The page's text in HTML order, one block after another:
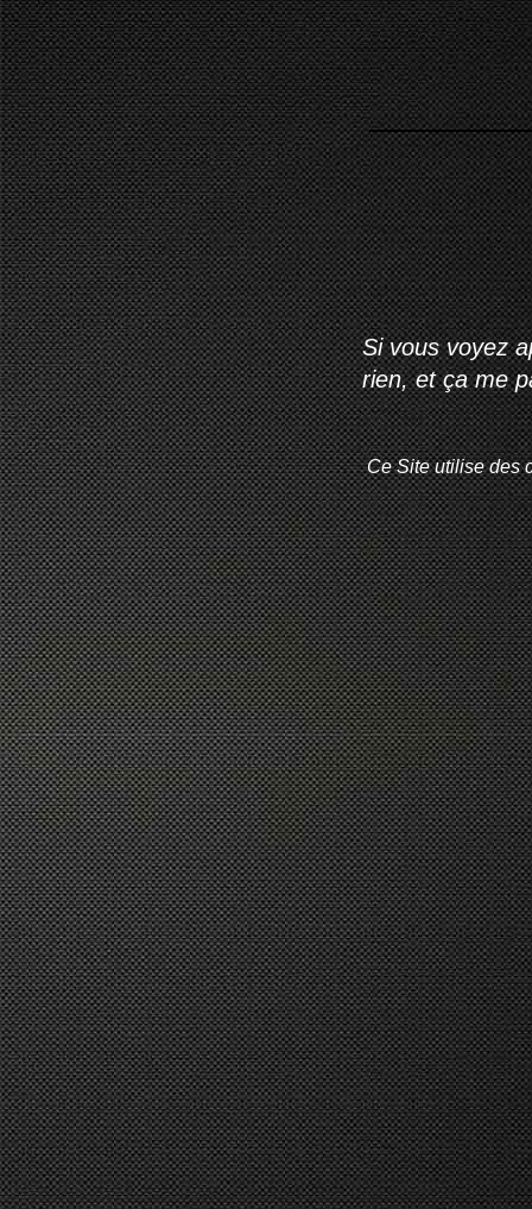
Si vous voyez
rien, et ça me
Ce Site utilise des